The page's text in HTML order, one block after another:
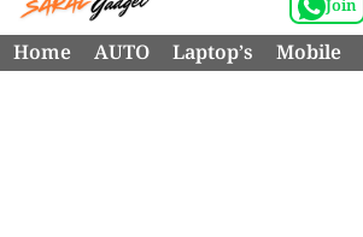
to
content
Join
Home AUTO Laptop’s Mobile